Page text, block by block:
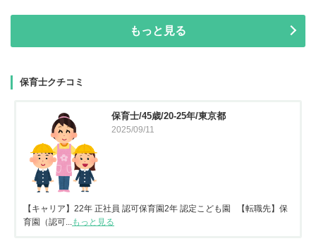
もっと見る
保育士クチコミ
保育士/45歳/20-25年/東京都
2025/09/11
【キャリア】22年 正社員 認可保育園2年 認定こども園 【転職先】保
育園（認可...もっと見る